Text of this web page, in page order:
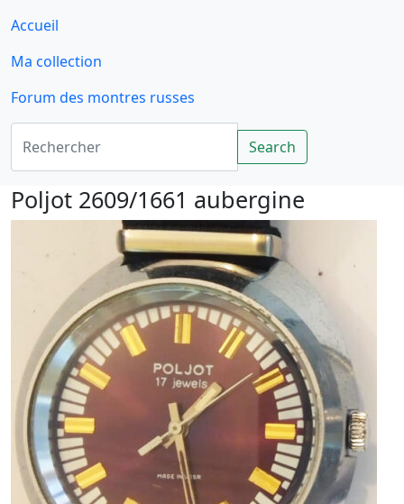
Accueil
Ma collection
Forum des montres russes
Rechercher
Search
Poljot 2609/1661 aubergine